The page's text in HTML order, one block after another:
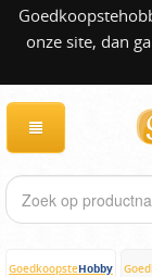
onze site, dan
GoedkoopsteHobby